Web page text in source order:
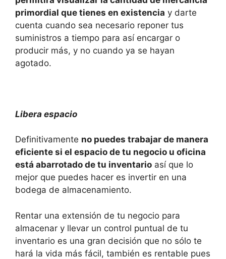
primordial que tienes en existencia y darte
cuenta cuando sea necesario reponer tus
suministros a tiempo para así encargar o
producir más, y no cuando ya se hayan
agotado.
Libera espacio
Definitivamente no puedes trabajar de manera
eficiente si el espacio de tu negocio u oficina
está abarrotado de tu inventario así que lo
mejor que puedes hacer es invertir en una
bodega de almacenamiento.
Rentar una extensión de tu negocio para
almacenar y llevar un control puntual de tu
inventario es una gran decisión que no sólo te
hará la vida más fácil, también es rentable pues